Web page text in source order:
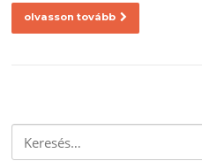
olvasson tovább